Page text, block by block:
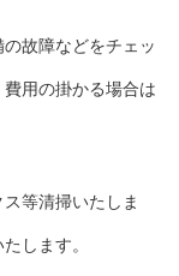
故障などをチェッ
用の掛かる場合は
等清掃いたしま
します。